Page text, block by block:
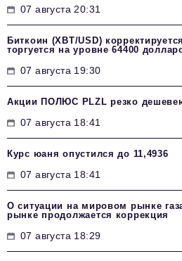
07 августа 20:31
Биткоин (XBT/USD)
торгуется на уровне 64400
07 августа 19:30
Акции ПОЛЮС PLZL резко
07 августа 18:41
Курс юаня опустился до 11,4936
07 августа 18:41
О ситуации на мировом рынке
рынке продолжается коррекция
07 августа 18:29